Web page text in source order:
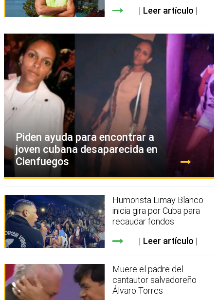
Leer artículo
Piden ayuda para encontrar a
joven cubana desaparecida en
Cienfuegos
Humorista Limay Blanco
inicia gira por Cuba para
recaudar fondos
Leer artículo
Muere el padre del
cantautor salvadoreño
Álvaro Torres